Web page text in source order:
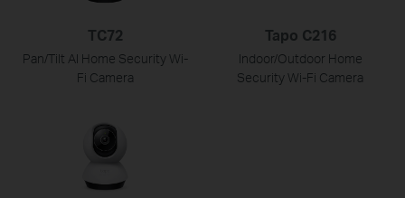
TC72
Pan/Tilt AI Home Security Wi-
Fi Camera
Tapo C216
Indoor/Outdoor Home
Security Wi-Fi Camera